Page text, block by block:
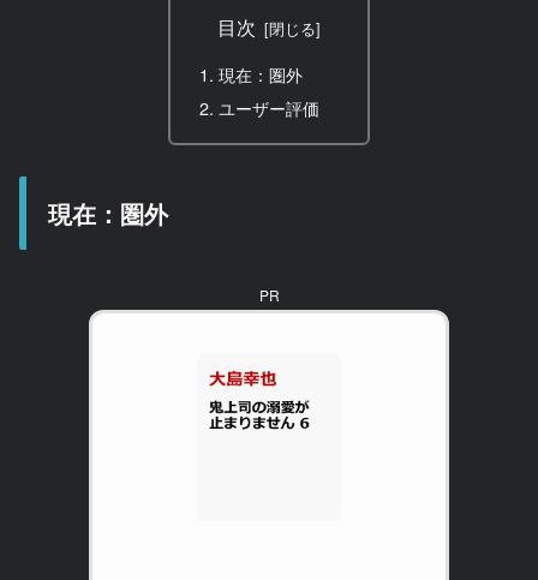
目次
現在：圏外
ユーザー評価
現在：圏外
PR